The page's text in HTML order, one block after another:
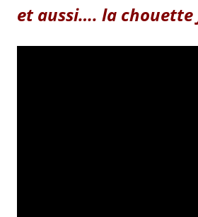
et aussi…. la chouette